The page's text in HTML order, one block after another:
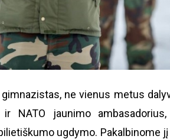
ne vienus metus
NATO jaunimo ambasadorius,
ugdymo. Pakalbinome